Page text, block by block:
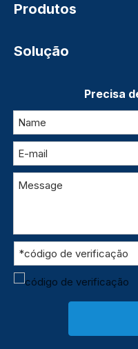
Produtos
Solução
Precisa